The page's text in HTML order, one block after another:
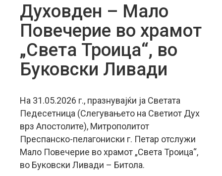
Духовден – Мало
Повечерие во храмот
„Света Троица“, во
Буковски Ливади
На 31.05.2026 г., празнувајќи ја Светата
Педесетница (Слегувањето на Светиот Дух
врз Апостолите), Митрополитот
Преспанско-пелагониски г. Петар отслужи
Мало Повечерие во храмот „Света Троица“,
во Буковски Ливади – Битола.